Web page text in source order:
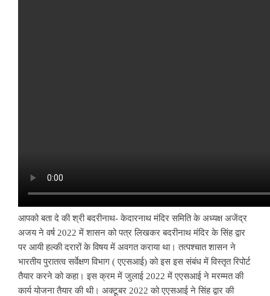
आपको बता दे की श्री बदरीनाथ- केदारनाथ मंदिर समिति के अध्यक्ष अजेंद्र
अजय ने वर्ष 2022 में शासन को पत्र लिखकर बदरीनाथ मंदिर के सिंह द्वार
पर आयी हल्की दरारों के विषय में अवगत कराया था। तत्पश्चात शासन ने
भारतीय पुरातत्व सर्वेक्षण विभाग ( एएसआई) को इस इस संबंध में विस्तृत रिपोर्ट
तैयार करने को कहा। इस क्रम में जुलाई 2022 में एएसआई ने मरम्मत की
कार्य योजना तैयार की थी। अक्टूबर 2022 को एएसआई ने सिंह द्वार की